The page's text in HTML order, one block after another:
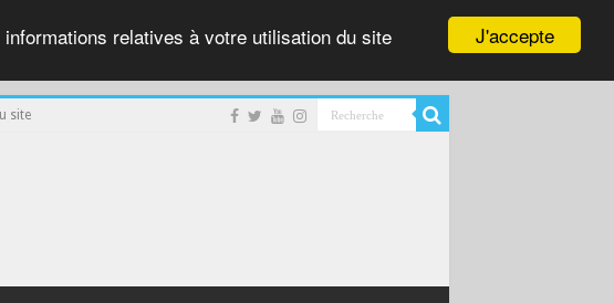
J'accepte
relatives à votre utilisation du site
site